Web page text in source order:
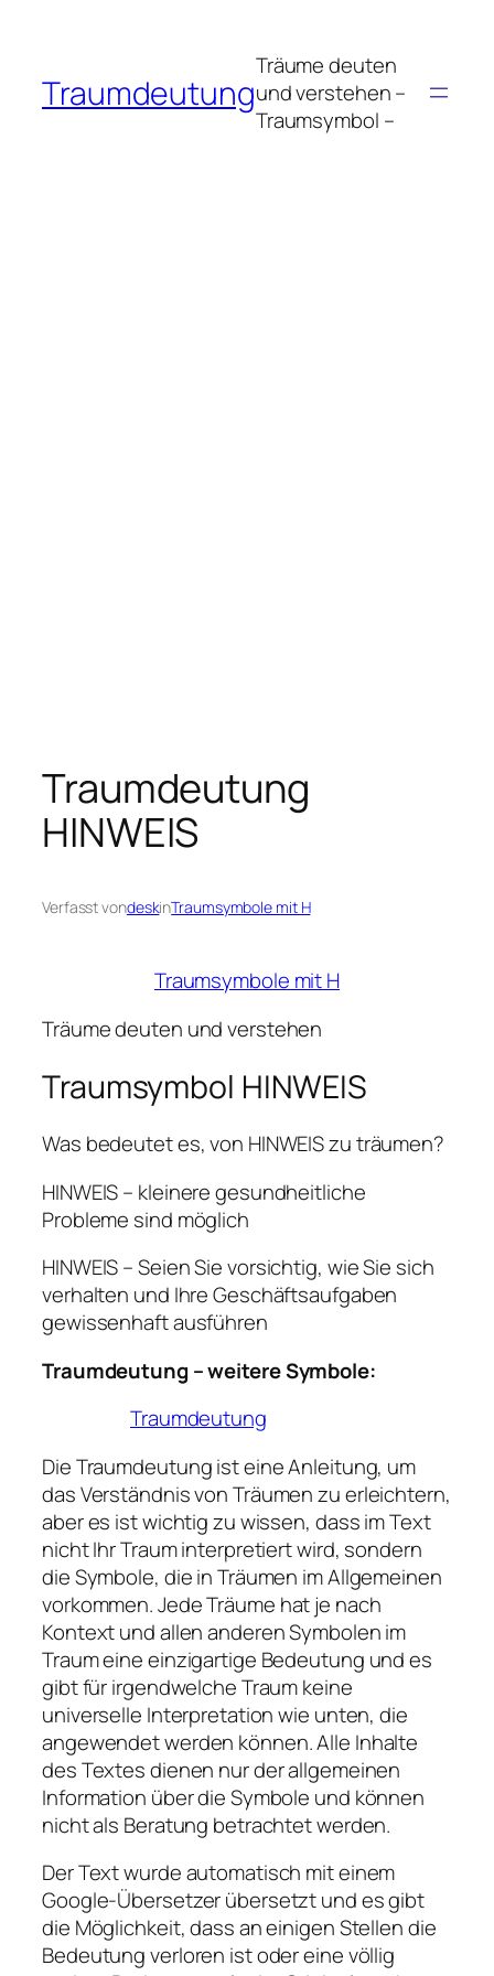
springen
Traumdeutung
Träume deuten
und verstehen –
Traumsymbol –
Traumdeutung
HINWEIS
Verfasst vondeskinTraumsymbole mit H
Traumsymbole mit H
Träume deuten und verstehen
Traumsymbol HINWEIS
Was bedeutet es, von HINWEIS zu träumen?
HINWEIS – kleinere gesundheitliche
Probleme sind möglich
HINWEIS – Seien Sie vorsichtig, wie Sie sich
verhalten und Ihre Geschäftsaufgaben
gewissenhaft ausführen
Traumdeutung – weitere Symbole:
Traumdeutung
Die Traumdeutung ist eine Anleitung, um
das Verständnis von Träumen zu erleichtern,
aber es ist wichtig zu wissen, dass im Text
nicht Ihr Traum interpretiert wird, sondern
die Symbole, die in Träumen im Allgemeinen
vorkommen. Jede Träume hat je nach
Kontext und allen anderen Symbolen im
Traum eine einzigartige Bedeutung und es
gibt für irgendwelche Traum keine
universelle Interpretation wie unten, die
angewendet werden können. Alle Inhalte
des Textes dienen nur der allgemeinen
Information über die Symbole und können
nicht als Beratung betrachtet werden.
Der Text wurde automatisch mit einem
Google-Übersetzer übersetzt und es gibt
die Möglichkeit, dass an einigen Stellen die
Bedeutung verloren ist oder eine völlig